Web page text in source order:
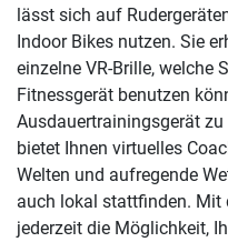
lässt sich auf
Indoor Bikes nutzen. Sie
einzelne VR-Brille, welche
Fitnessgerät benutzen
Ausdauertrainingsgerät
bietet Ihnen virtuelles
Welten und aufregende
auch lokal stattfinden. Mit
jederzeit die Möglichkeit,